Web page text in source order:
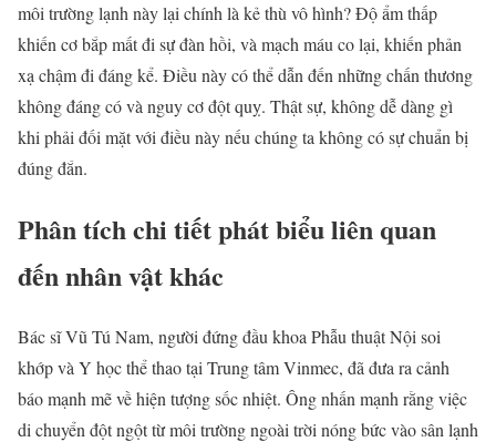
môi trường lạnh này lại chính là kẻ thù vô hình? Độ ẩm thấp
khiến cơ bắp mất đi sự đàn hồi, và mạch máu co lại, khiến phản
xạ chậm đi đáng kể. Điều này có thể dẫn đến những chấn thương
không đáng có và nguy cơ đột quỵ. Thật sự, không dễ dàng gì
khi phải đối mặt với điều này nếu chúng ta không có sự chuẩn bị
đúng đắn.
Phân tích chi tiết phát biểu liên quan
đến nhân vật khác
Bác sĩ Vũ Tú Nam, người đứng đầu khoa Phẫu thuật Nội soi
khớp và Y học thể thao tại Trung tâm Vinmec, đã đưa ra cảnh
báo mạnh mẽ về hiện tượng sốc nhiệt. Ông nhấn mạnh rằng việc
di chuyển đột ngột từ môi trường ngoài trời nóng bức vào sân lạnh